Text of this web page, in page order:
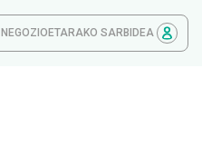
NEGOZIOETARAKO SARBIDEA